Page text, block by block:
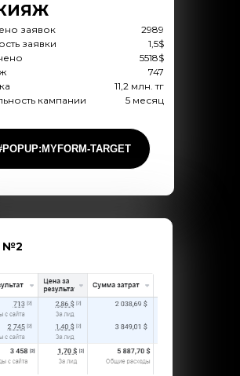
заявок
заявки
кампании
2989
1,5$
5518$
747
11,2 млн. тг
5 месяц
TARGET
№2